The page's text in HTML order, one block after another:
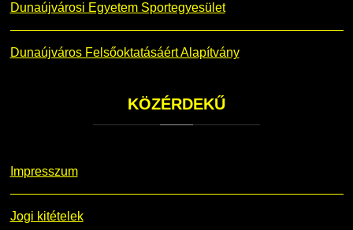
Dunaújvárosi Egyetem Sportegyesület
Dunaújváros Felsőoktatásáért Alapítvány
KÖZÉRDEKŰ
Impresszum
Jogi kitételek